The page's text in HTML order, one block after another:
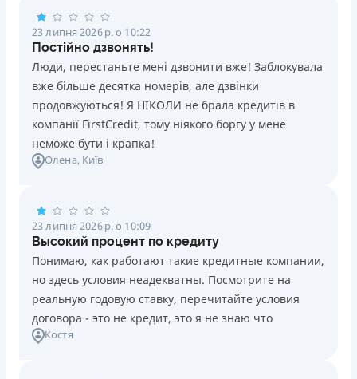
23 липня 2026 р. о 10:22
Постійно дзвонять!
Люди, перестаньте мені дзвонити вже! Заблокувала
вже більше десятка номерів, але дзвінки
продовжуються! Я НІКОЛИ не брала кредитів в
компанії FirstCredit, тому ніякого боргу у мене
неможе бути і крапка!
Олена, Київ
23 липня 2026 р. о 10:09
Высокий процент по кредиту
Понимаю, как работают такие кредитные компании,
но здесь условия неадекватны. Посмотрите на
реальную годовую ставку, перечитайте условия
договора - это не кредит, это я не знаю что
Костя